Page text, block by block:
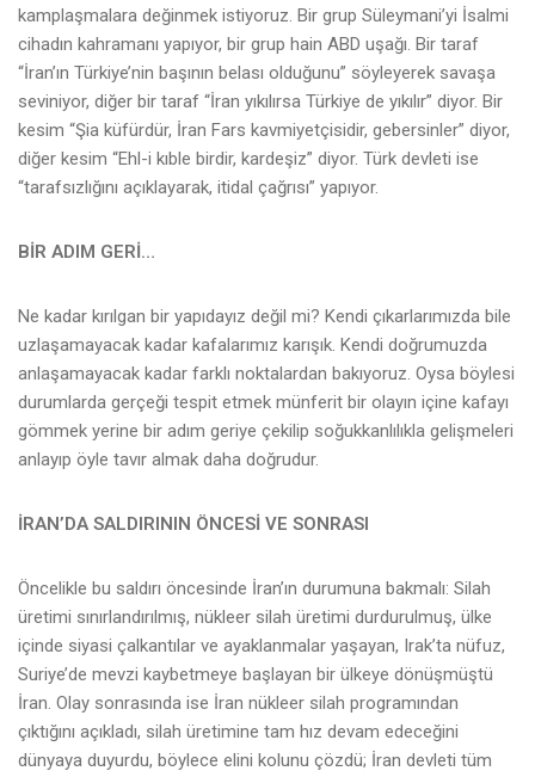
kamplaşmalara değinmek istiyoruz. Bir grup Süleymani’yi İsalmi
cihadın kahramanı yapıyor, bir grup hain ABD uşağı. Bir taraf
“İran’ın Türkiye’nin başının belası olduğunu” söyleyerek savaşa
seviniyor, diğer bir taraf “İran yıkılırsa Türkiye de yıkılır” diyor. Bir
kesim “Şia küfürdür, İran Fars kavmiyetçisidir, gebersinler” diyor,
diğer kesim “Ehl-i kıble birdir, kardeşiz” diyor. Türk devleti ise
“tarafsızlığını açıklayarak, itidal çağrısı” yapıyor.
BİR ADIM GERİ…
Ne kadar kırılgan bir yapıdayız değil mi? Kendi çıkarlarımızda bile
uzlaşamayacak kadar kafalarımız karışık. Kendi doğrumuzda
anlaşamayacak kadar farklı noktalardan bakıyoruz. Oysa böylesi
durumlarda gerçeği tespit etmek münferit bir olayın içine kafayı
gömmek yerine bir adım geriye çekilip soğukkanlılıkla gelişmeleri
anlayıp öyle tavır almak daha doğrudur.
İRAN’DA SALDIRININ ÖNCESİ VE SONRASI
Öncelikle bu saldırı öncesinde İran’ın durumuna bakmalı: Silah
üretimi sınırlandırılmış, nükleer silah üretimi durdurulmuş, ülke
içinde siyasi çalkantılar ve ayaklanmalar yaşayan, Irak’ta nüfuz,
Suriye’de mevzi kaybetmeye başlayan bir ülkeye dönüşmüştü
İran. Olay sonrasında ise İran nükleer silah programından
çıktığını açıkladı, silah üretimine tam hız devam edeceğini
dünyaya duyurdu, böylece elini kolunu çözdü; İran devleti tüm